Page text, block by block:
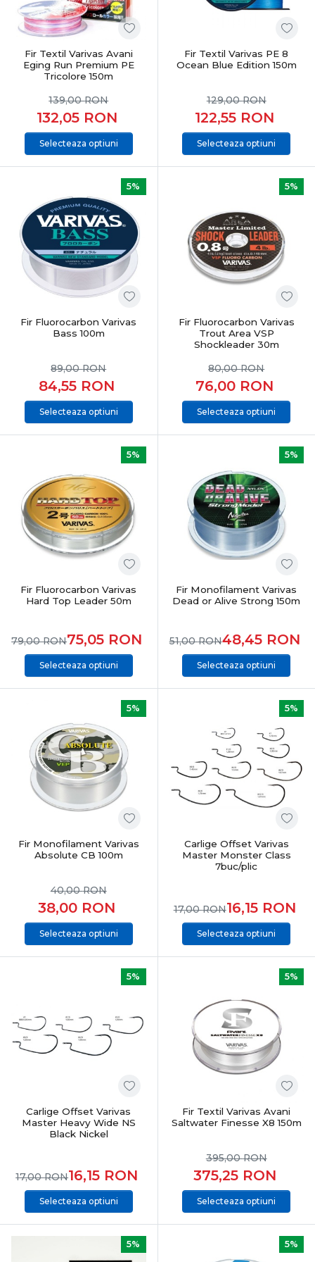
decisive, indiferent de specie sau condiții.
Fir Textil Varivas Avani
Eging Run Premium PE
Tricolore 150m
132,05 RON
139,00RON
Selecteaza optiuni
Fir Textil Varivas PE 8
Ocean Blue Edition 150m
122,55 RON
129,00RON
Selecteaza optiuni
5%
Fir Fluorocarbon Varivas
Bass 100m
84,55 RON
89,00RON
Selecteaza optiuni
5%
Fir Fluorocarbon Varivas
Trout Area VSP
Shockleader 30m
76,00 RON
80,00RON
Selecteaza optiuni
5%
Fir Fluorocarbon Varivas
Hard Top Leader 50m
75,05 RON
79,00RON
Selecteaza optiuni
5%
Fir Monofilament Varivas
Dead or Alive Strong 150m
48,45 RON
51,00RON
Selecteaza optiuni
5%
Fir Monofilament Varivas
Absolute CB 100m
38,00 RON
40,00RON
Selecteaza optiuni
5%
Carlige Offset Varivas
Master Monster Class
7buc/plic
16,15 RON
17,00RON
Selecteaza optiuni
5%
Carlige Offset Varivas
Master Heavy Wide NS
Black Nickel
16,15 RON
17,00RON
Selecteaza optiuni
5%
Fir Textil Varivas Avani
Saltwater Finesse X8 150m
375,25 RON
395,00RON
Selecteaza optiuni
5% 5%